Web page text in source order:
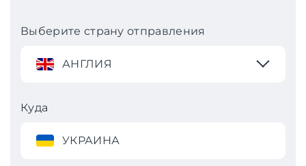
Выберите страну отправления
АНГЛИЯ
Куда
УКРАИНА